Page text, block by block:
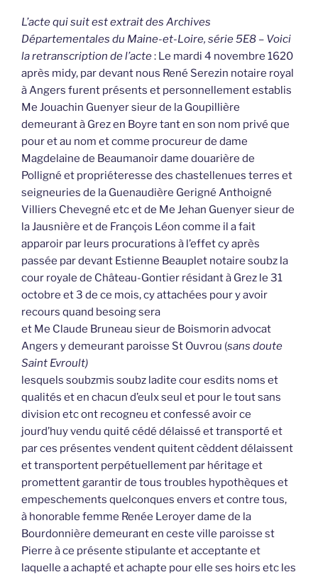
L’acte qui suit est extrait des Archives
Départementales du Maine-et-Loire, série 5E8 – Voici
la retranscription de l’acte: Le mardi 4 novembre 1620
après midy, par devant nous René Serezin notaire royal
à Angers furent présents et personnellement establis
Me Jouachin Guenyer sieur de la Goupillière
demeurant à Grez en Boyre tant en son nom privé que
pour et au nom et comme procureur de dame
Magdelaine de Beaumanoir dame douarière de
Polligné et propriéteresse des chastellenues terres et
seigneuries de la Guenaudière Gerigné Anthoigné
Villiers Chevegné etc et de Me Jehan Guenyer sieur de
la Jausnière et de François Léon comme il a fait
apparoir par leurs procurations à l’effet cy après
passée par devant Estienne Beauplet notaire soubz la
cour royale de Château-Gontier résidant à Grez le 31
octobre et 3 de ce mois, cy attachées pour y avoir
recours quand besoing sera
et Me Claude Bruneau sieur de Boismorin advocat
Angers y demeurant paroisse St Ouvrou (sans doute
Saint Evroult)
lesquels soubzmis soubz ladite cour esdits noms et
qualités et en chacun d’eulx seul et pour le tout sans
division etc ont recogneu et confessé avoir ce
jourd’huy vendu quité cédé délaissé et transporté et
par ces présentes vendent quitent cèddent délaissent
et transportent perpétuellement par héritage et
promettent garantir de tous troubles hypothèques et
empeschements quelconques envers et contre tous,
à honorable femme Renée Leroyer dame de la
Bourdonnière demeurant en ceste ville paroisse st
Pierre à ce présente stipulante et acceptante et
laquelle a achapté et achapte pour elle ses hoirs etc les